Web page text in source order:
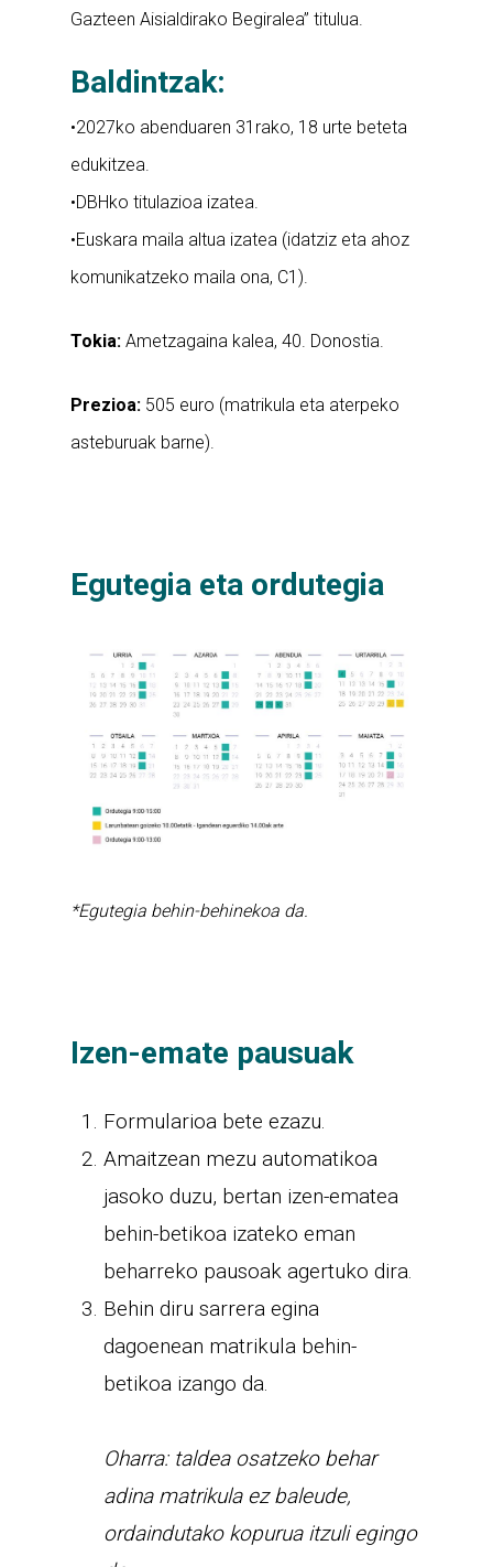
Gazteen Aisialdirako Begiralea” titulua.
Baldintzak:
•2027ko abenduaren 31rako, 18 urte beteta
edukitzea.
•DBHko titulazioa izatea.
•Euskara maila altua izatea (idatziz eta ahoz
komunikatzeko maila ona, C1).
Tokia: Ametzagaina kalea, 40. Donostia.
Prezioa: 505 euro (matrikula eta aterpeko
asteburuak barne).
Egutegia eta ordutegia
*Egutegia behin-behinekoa da.
Izen-emate pausuak
Formularioa bete ezazu.
Amaitzean mezu automatikoa
jasoko duzu, bertan izen-ematea
behin-betikoa izateko eman
beharreko pausoak agertuko dira.
Behin diru sarrera egina
dagoenean matrikula behin-
betikoa izango da.
Oharra: taldea osatzeko behar
adina matrikula ez baleude,
ordaindutako kopurua itzuli egingo